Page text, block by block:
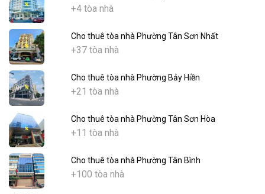
+4 tòa nhà
Cho thuê tòa nhà Phường Tân Sơn Nhất
+37 tòa nhà
Cho thuê tòa nhà Phường Bảy Hiền
+21 tòa nhà
Cho thuê tòa nhà Phường Tân Sơn Hòa
+11 tòa nhà
Cho thuê tòa nhà Phường Tân Bình
+100 tòa nhà